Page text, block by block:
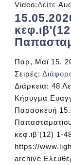
Video:Δείτε
Παρ, Μαϊ 15,
Σειρές:
Διάρκεια: 48
Κήρυγμα
Παρασκευή
κεφ.ιβ'(12) 1-
https://
archive